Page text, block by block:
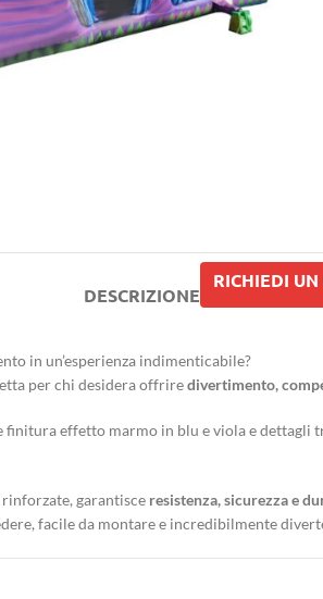
DESCRIZIONE
RICHIEDI
in un’esperienza indimenticabile?
per chi desidera offriredivertimento,
finitura effetto marmo in blu e viola e
garantisce resistenza, sicurezza e
facile da montare e incredibilmente